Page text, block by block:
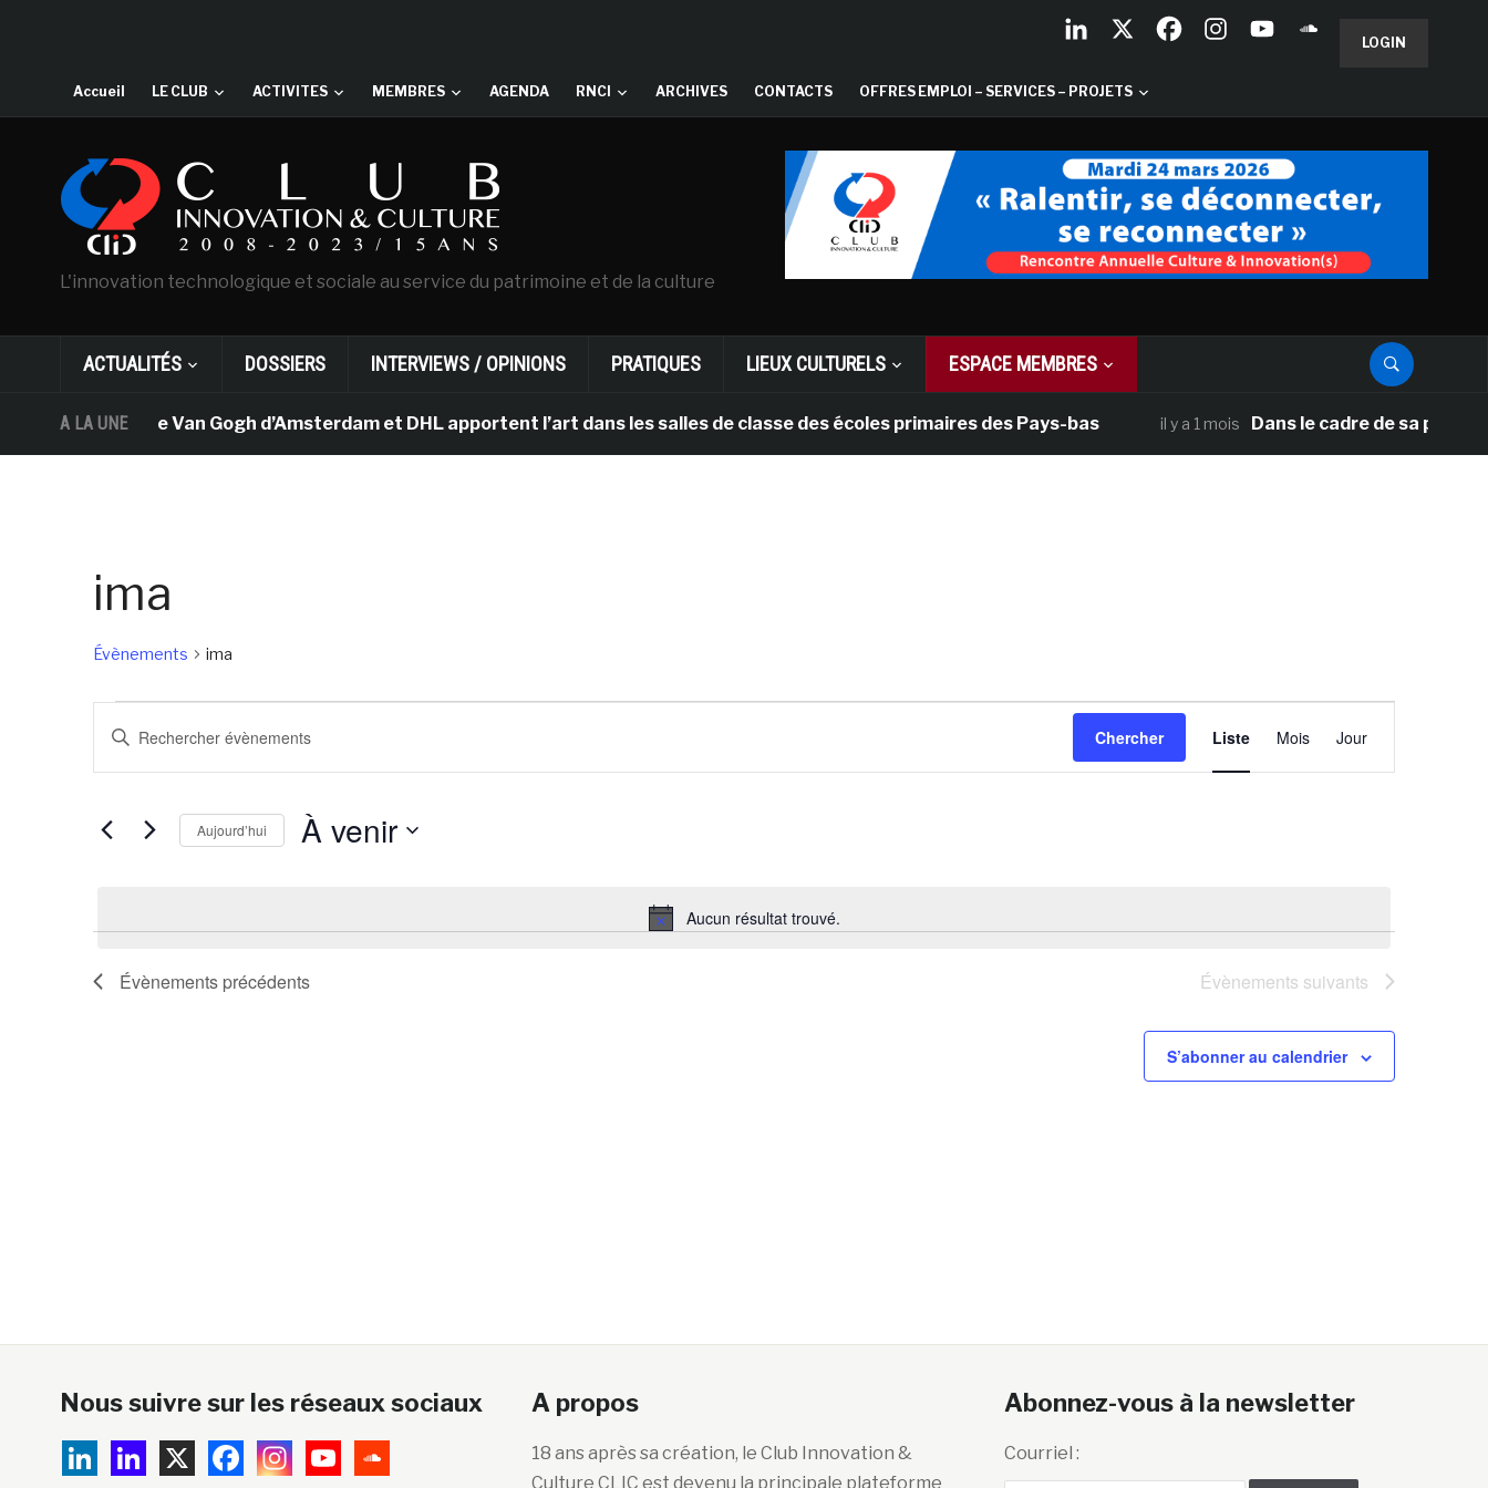
LOGIN
Accueil LE CLUB ACTIVITES MEMBRES AGENDA RNCI ARCHIVES CONTACTS OFFRES EMPLOI – SERVICES – PROJETS
L'innovation technologique et sociale au service du patrimoine et de la culture
ACTUALITÉS DOSSIERS INTERVIEWS / OPINIONS PRATIQUES LIEUX CULTURELS ESPACE MEMBRES
A LA UNE
Le musée Van Gogh d’Amsterdam et DHL apportent l’art dans les salles de classe des écoles primaires des Pays-bas il y a 1 mois Dans le cadre de sa
ima
Évènements ima
Évènements
Notice
Aucun résultat trouvé.
Recherche
et
de
Saisir
Rechercher
Évènements
clé.
Chercher
de
vues
Liste Mois Jour
Aujourd’hui À venir
Évènements précédents Évènements suivants
S’abonner au calendrier
Nous suivre sur les réseaux sociaux A propos
18 ans après sa création, le Club Innovation &
Culture CLIC est devenu la principale plateforme
Abonnez-vous à la newsletter
Courriel :